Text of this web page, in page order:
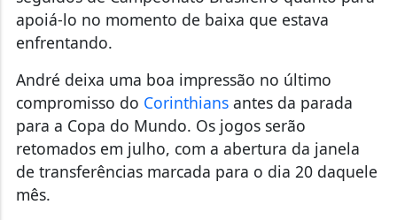
apoiá-lo no momento de baixa que estava
enfrentando.
André deixa uma boa impressão no último
compromisso do Corinthiansantes da parada
para a Copa do Mundo. Os jogos serão
retomados em julho, com a abertura da janela
de transferências marcada para o dia 20 daquele
mês.